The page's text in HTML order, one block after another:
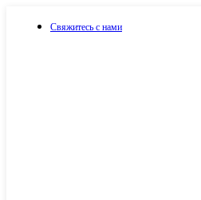
Свяжитесь с нами